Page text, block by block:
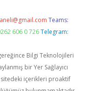
Teams:
606 0 726 Telegram:
Bilgi Teknolojileri
bir Yer Sağlayıcı
içerikleri proaktif